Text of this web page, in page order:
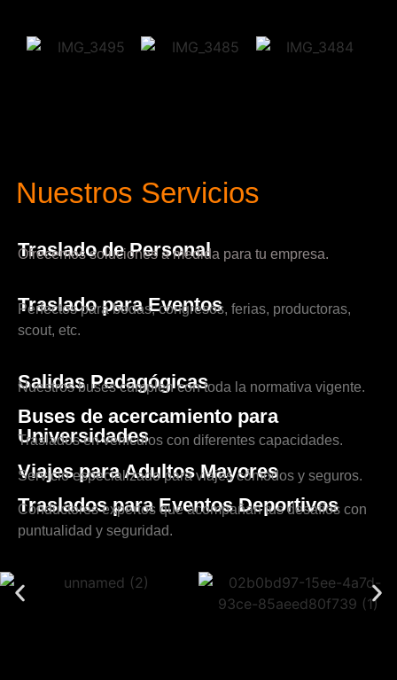
Nuestros Servicios
Traslado de Personal
Ofrecemos soluciones a medida para tu empresa.
Traslado para Eventos
Perfectos para bodas, congresos, ferias, productoras,
scout, etc.
Salidas Pedagógicas
Nuestros buses cumplen con toda la normativa vigente.
Buses de acercamiento para
Universidades
Traslados en vehículos con diferentes capacidades.
Viajes para Adultos Mayores
Servicio especializado para viajes cómodos y seguros.
Traslados para Eventos Deportivos
Conductores expertos que acompañan tus desafíos con
puntualidad y seguridad.